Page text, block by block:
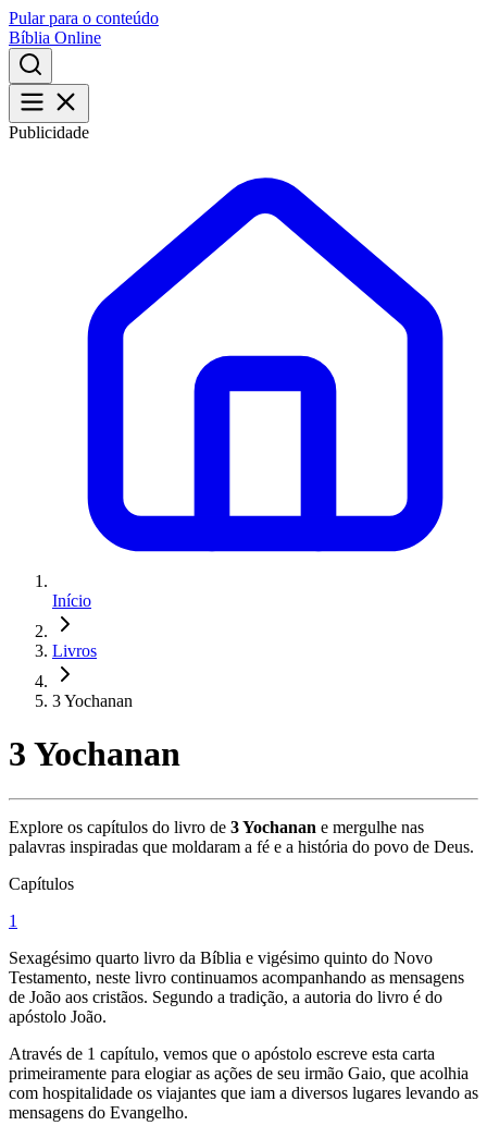
Pular para o conteúdo
Bíblia Online
Publicidade
Início
Livros
3 Yochanan
3 Yochanan
Explore os capítulos do livro de 3 Yochanan e mergulhe nas
palavras inspiradas que moldaram a fé e a história do povo de Deus.
Capítulos
1
Sexagésimo quarto livro da Bíblia e vigésimo quinto do Novo
Testamento, neste livro continuamos acompanhando as mensagens
de João aos cristãos. Segundo a tradição, a autoria do livro é do
apóstolo João.
Através de 1 capítulo, vemos que o apóstolo escreve esta carta
primeiramente para elogiar as ações de seu irmão Gaio, que acolhia
com hospitalidade os viajantes que iam a diversos lugares levando as
mensagens do Evangelho.